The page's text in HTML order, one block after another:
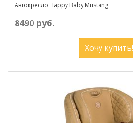
Автокресло Happy Baby Mustang
8490 руб.
Хочу купить!